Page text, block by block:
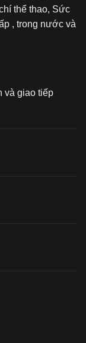
thể thao, Sức
, trong nước và
và giao tiếp
₫.
₫.
₫.
₫.